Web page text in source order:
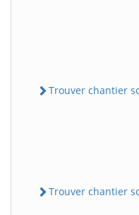
Trouver chantier
Trouver chantier